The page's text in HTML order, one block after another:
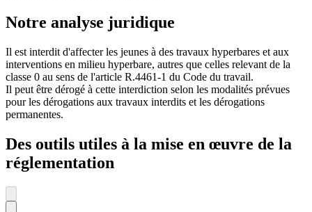
Notre analyse juridique
Il est interdit d'affecter les jeunes à des travaux hyperbares et aux
interventions en milieu hyperbare, autres que celles relevant de la
classe 0 au sens de l'article R.4461-1 du Code du travail.
Il peut être dérogé à cette interdiction selon les modalités prévues
pour les dérogations aux travaux interdits et les dérogations
permanentes.
Des outils utiles à la mise en œuvre de la
réglementation